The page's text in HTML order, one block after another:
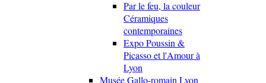
Par le feu, la couleur
Céramiques
contemporaines
Expo Poussin &
Picasso et l'Amour à
Lyon
Musée Gallo-romain Lyon